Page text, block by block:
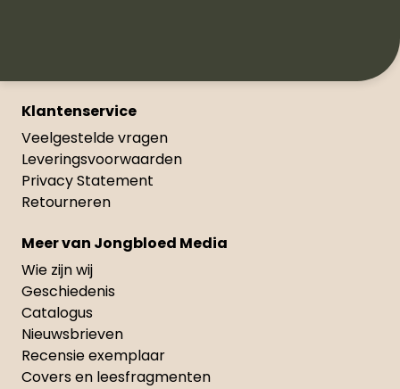
Klantenservice
Veelgestelde vragen
Leveringsvoorwaarden
Privacy Statement
Retourneren
Meer van Jongbloed Media
Wie zijn wij
Geschiedenis
Catalogus
Nieuwsbrieven
Recensie exemplaar
Covers en leesfragmenten